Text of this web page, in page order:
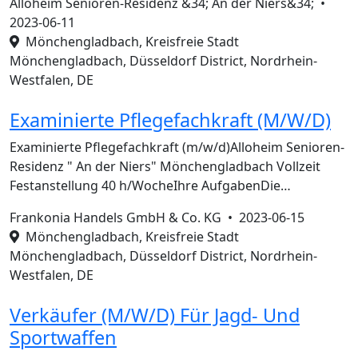
2023-06-11
Mönchengladbach, Kreisfreie Stadt
Mönchengladbach, Düsseldorf District, Nordrhein-
Westfalen, DE
Examinierte Pflegefachkraft (M/W/D)
Examinierte Pflegefachkraft (m/w/d)Alloheim Senioren-
Residenz " An der Niers" Mönchengladbach Vollzeit
Festanstellung 40 h/WocheIhre AufgabenDie…
Frankonia Handels GmbH & Co. KG • 2023-06-15
Mönchengladbach, Kreisfreie Stadt
Mönchengladbach, Düsseldorf District, Nordrhein-
Westfalen, DE
Verkäufer (M/W/D) Für Jagd- Und
Sportwaffen